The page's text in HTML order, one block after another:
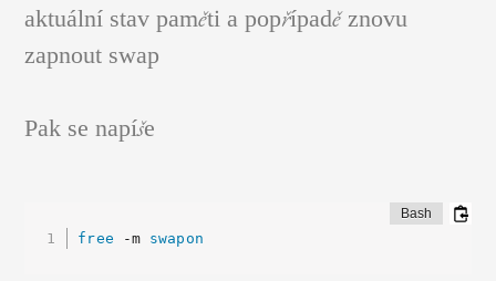
OBRAZY A GRAFIKY
aktuální stav paměti a popřípadě znovu
zapnout swap
Pak se napíše
free -m swapon